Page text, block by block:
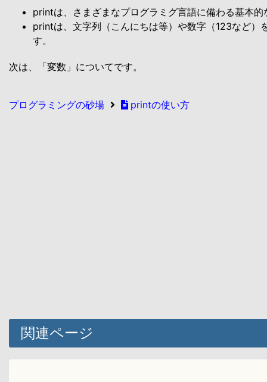
printは、さまざまなプログラミグ言語に備わる基本的
printは、文字列（こんにちは等）や数字（123など）
す。
次は、「変数」についてです。
プログラミングの砂場 printの使い方
関連ページ